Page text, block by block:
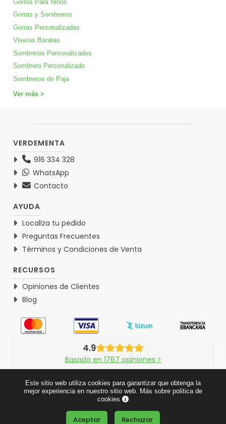
Gorros Para Niños
Gorras y Sombreros
Gorras Personalizadas
Viseras Baratas
Sombreros Personalizados
Sombrero Personalizado
Sombreros de Paja
Ver más >
VERDEMENTA
916 334 328
WhatsApp
Contacto
AYUDA
Localiza tu pedido
Preguntas Frecuentes
Términos y Condiciones de Venta
RECURSOS
Opiniones de Clientes
Blog
4.9
Basado en 1767 opiniones >
© 2026 Verdementa.es - Todos los derechos reservados.
Este sitio web utiliza cookies para garantizar que obtenga la
mejor experiencia en nuestro sitio web. Más sobre politica de
cookies
Aceptar Rechazar